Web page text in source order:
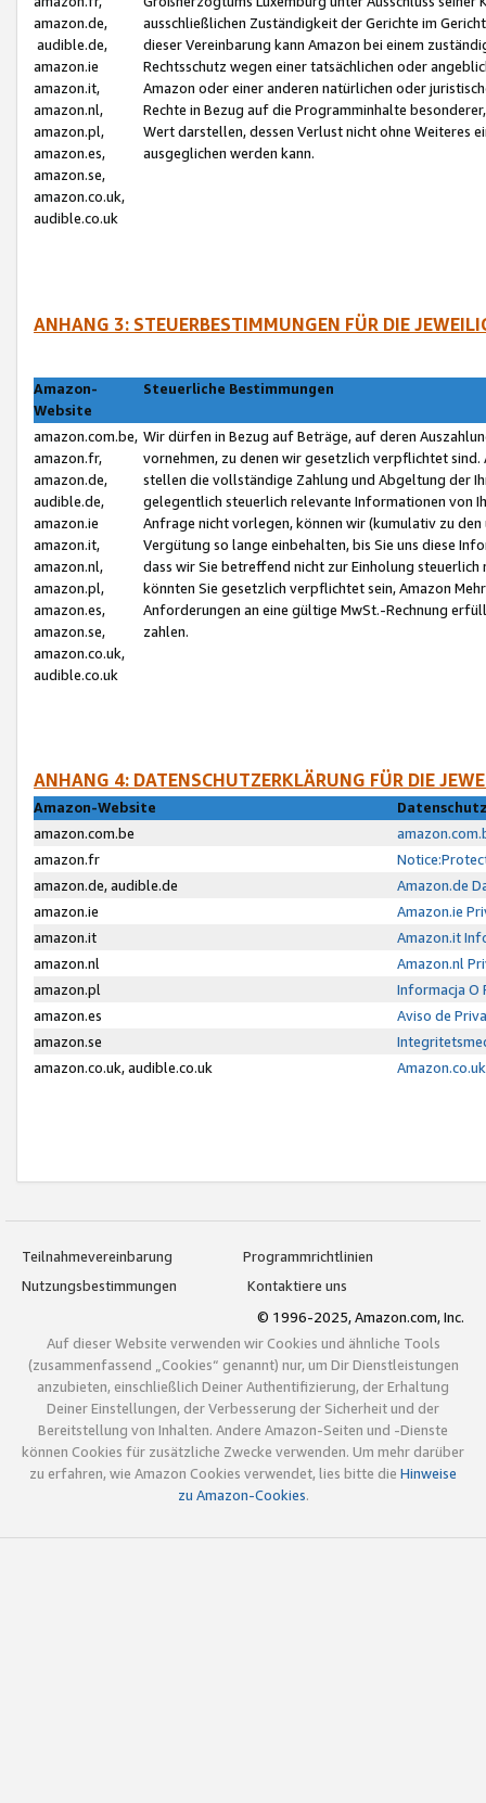
amazon.de,
audible.de,
amazon.ie
amazon.it,
amazon.nl,
amazon.pl,
amazon.es,
amazon.se,
amazon.co.uk,
audible.co.uk
ausschließlichen Zuständigkeit der Gerichte im
dieser Vereinbarung kann Amazon bei einem
Rechtsschutz wegen einer tatsächlichen oder
Amazon oder einer anderen natürlichen oder
Rechte in Bezug auf die Programminhalte
Wert darstellen, dessen Verlust nicht ohne Weiteres
ausgeglichen werden kann.
ANHANG 3: STEUERBESTIMMUNGEN FÜR DIE
Amazon-
Website
Steuerliche Bestimmungen
amazon.com.be,
amazon.fr,
amazon.de,
audible.de,
amazon.ie
amazon.it,
amazon.nl,
amazon.pl,
amazon.es,
amazon.se,
amazon.co.uk,
audible.co.uk
Wir dürfen in Bezug auf Beträge, auf deren
vornehmen, zu denen wir gesetzlich verpflichtet
stellen die vollständige Zahlung und Abgeltung der
gelegentlich steuerlich relevante Informationen von
Anfrage nicht vorlegen, können wir (kumulativ zu
Vergütung so lange einbehalten, bis Sie uns diese
dass wir Sie betreffend nicht zur Einholung
könnten Sie gesetzlich verpflichtet sein, Amazon
Anforderungen an eine gültige MwSt.-Rechnung
zahlen.
ANHANG 4: DATENSCHUTZERKLÄRUNG FÜR DIE
Amazon-Website
amazon.com.be
amazon.fr
amazon.de, audible.de
Amazon.de
amazon.ie
Amazon.ie
amazon.it
Amazon.it
amazon.nl
Amazon.nl
amazon.pl
Informacja O
amazon.es
Aviso de
amazon.se
amazon.co.uk, audible.co.uk
Teilnahmevereinbarung
Programmrichtlinien
Nutzungsbestimmungen
Kontaktiere uns
© 1996-2025, Amazon.com, Inc.
Auf dieser Website verwenden wir Cookies und ähnliche Tools
(zusammenfassend „Cookies“ genannt) nur, um Dir Dienstleistungen
anzubieten, einschließlich Deiner Authentifizierung, der Erhaltung
Deiner Einstellungen, der Verbesserung der Sicherheit und der
Bereitstellung von Inhalten. Andere Amazon-Seiten und -Dienste
können Cookies für zusätzliche Zwecke verwenden. Um mehr darüber
zu erfahren, wie Amazon Cookies verwendet, lies bitte die Hinweise
zu Amazon-Cookies.